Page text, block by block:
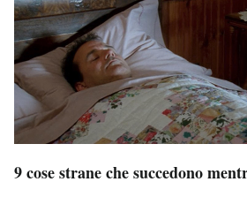
9 cose strane che succedono